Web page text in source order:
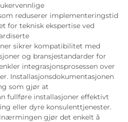
reduserer implementeringstid
for teknisk ekspertise ved
sikrer kompatibilitet med
og bransjestandarder for
integrasjonsprosessen over
Installasjonsdokumentasjonen
som gjør at
fullføre installasjoner effektivt
eller dyre konsulenttjenester.
gjør det enkelt å